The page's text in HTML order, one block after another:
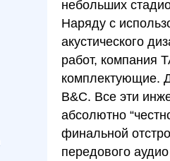
небольших
Наряду с
акустического
работ, компания
комплектующие.
B&C. Все эти
абсолютно
финальной
передового